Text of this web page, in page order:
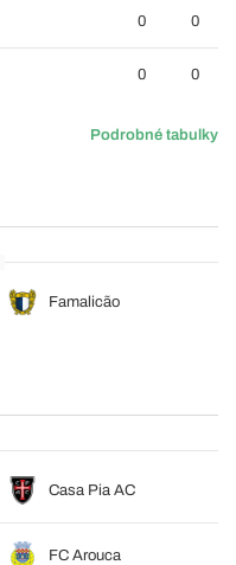
0 0
0 0
Podrobné tabulky
Famalicão
Casa Pia AC
FC Arouca